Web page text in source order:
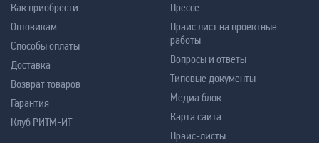
Как приобрести
Оптовикам
Способы оплаты
Доставка
Возврат товаров
Гарантия
Клуб РИТМ-ИТ
Прессе
Прайс лист на проектные
работы
Вопросы и ответы
Типовые документы
Медиа блок
Карта сайта
Прайс-листы